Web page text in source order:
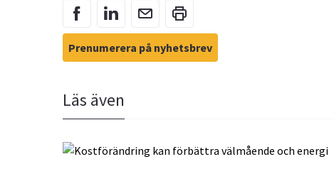
Prenumerera på nyhetsbrev
Läs även